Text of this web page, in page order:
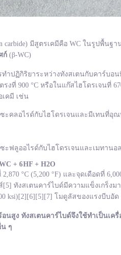
มีสูตรเคมีคือ WC ในรูปพื้นฐ
ก์ (β-WC)
ปฏิกิริยาระหว่างทังสเตนกับคาร์บอน
งที่ 900 °C หรือในแก๊สไฮโดรเจนที่
เคมี เช่น
ะคลอไรด์กับไฮโดรเจนและมีเทนที่อุณห
ะฟลูออไรด์กับไฮโดรเจนและเมทานอ
+ 6 HF + H2O
°C (5,200 °F) และจุดเดือดที่
ทังสเตนคาร์ไบด์มีความแข็งเกร็ง
ksi)[2][6][5][7] โมดูลัสของแรงบีบอั
ง ทังสเตนคาร์ไบด์จึงใช้ทำเป็นเครื่
ๆ